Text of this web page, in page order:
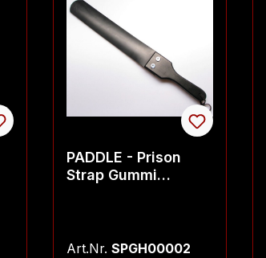
PADDLE - Prison
Strap Gummi
Art.Nr. SPGH00002